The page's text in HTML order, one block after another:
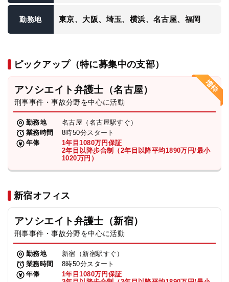
勤務地 東京、大阪、埼玉、横浜、名古屋、福岡
ピックアップ（特に募集中の支部）
アソシエイト弁護士（名古屋）
刑事事件・事故分野を中心に活動
勤務地
名古屋（名古屋駅すぐ）
業務時間
8時50分スタート
年俸
1年目1080万円保証
2年目以降歩合制（2年目以降平均1890万円/最小
1020万円）
新宿オフィス
アソシエイト弁護士（新宿）
刑事事件・事故分野を中心に活動
勤務地
新宿（新宿駅すぐ）
業務時間
8時50分スタート
年俸
1年目1080万円保証
弁護士・税理士
費用
求人採用
お知らせ
特設サイト